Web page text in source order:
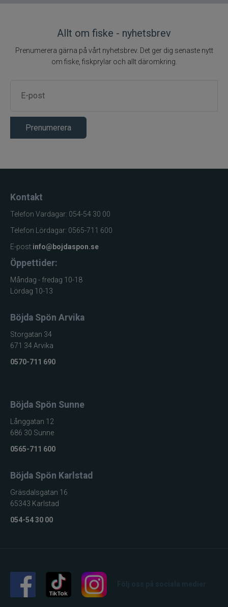
Allt om fiske - nyhetsbrev
Prenumerera gärna på vårt nyhetsbrev. Det ger dig senaste nytt
om fiske, fiskprylar och allt däromkring.
Prenumerera
Kontakt
Telefon Vardagar: 054-54 30 00
Telefon Lördagar: 0565-711 600
E-post:info@bojdaspon.se
Öppettider:
Måndag - fredag 10-18
Lördag 10-13
Böjda Spön Arvika
Storgatan 34
671 34 Arvika
0570-711 690
Böjda Spön Sunne
Långgatan 12
686 30 Sunne
0565-711 600
Böjda Spön Karlstad
Gräsdalsgatan 16
65343 Karlstad
054-54 30 00